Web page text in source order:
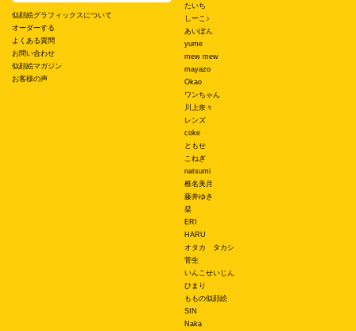
似顔絵グラフィックスについて
オーダーする
よくある質問
お問い合わせ
似顔絵マガジン
お客様の声
たいち
しーこ♪
あいぽん
yume
mew mew
mayazo
Okao
ワンちゃん
川上奈々
レンズ
coke
ともせ
こねぎ
natsumi
椎名美月
藤井ゆき
栞
ERI
HARU
オタカ タカシ
菅生
いんこせいじん
ひまり
ももの似顔絵
SIN
Naka